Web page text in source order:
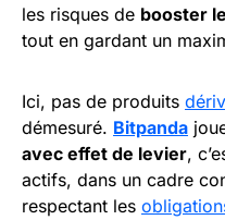
les risques de booster
tout en gardant un
Ici, pas de produits
démesuré. Bitpanda
avec effet de levier,
actifs, dans un cadre
respectant les